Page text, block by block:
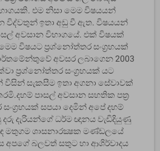
එම නිසා මෙම විෂයයන්
විද්වතුන් ඉතා අඩු වී ඇත. විෂයයන්
අවසාන විභාගයේ. එක් විෂයක්
විෂයට ප්‍රශ්නෝත්තර සංග්‍රහයක්
අවසර ලබාගෙන 2003
ප්‍රශ්නෝත්තර සංග්‍රහයක් යට
සැකසීම ඉතා අගනා සේවාවක්
පාසල් අවසාන සහතික පත්‍ර
සපයා දෙමින් අපේ දහම්
දැරියන්ගේ ධර්ම ඥානය වැඩිදියුණු
මතුගම ශාසනාරක්‍ෂක මණ්ඩලයේ
බලවත් සතුට හා ආශිර්වාදය